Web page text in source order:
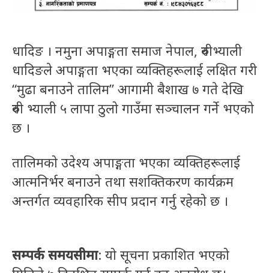
धादिङ । नमुना अपाङ्गता समाज नेपाल, रुवीभ्याली
धादिङले अपाङ्गता भएका व्यक्तिहरूलाई लक्षित गरी
“मुढा बनाउने तालिम” आगामी बैशाख ७ गते देखि
रुवी भ्याली ५ लापा ठुलो गाउँमा सञ्चालन गर्ने भएको
छ ।
तालिमको उदेश्य अपाङ्गता भएका व्यक्तिहरूलाई
आत्मनिर्भर बनाउने तथा सशक्तिकरण कार्यक्रम
अन्तर्गत व्यवहारिक सीप प्रदान गर्नु रहेको छ ।
सम्पर्क समयसीमा: यो सूचना प्रकाशित भएको